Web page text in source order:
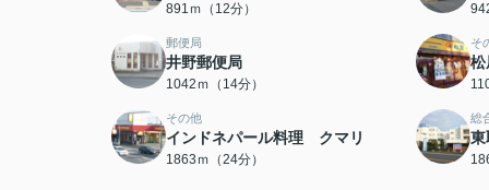
891ｍ（12分）
郵便局
井野郵便局
1042ｍ（14分）
そ
その他
インドネパール料理 クマリ
1863ｍ（24分）
総
東